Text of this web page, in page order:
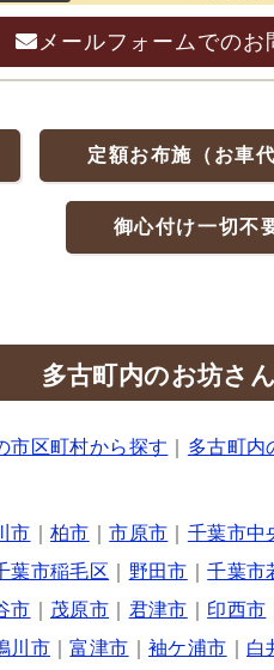
メールフォームでのお
定額お布施（お車
御心付け一切不
多古町内のお坊さ
市区町村から探す 多古町内
市 柏市 ｜市原市 千葉市中
葉市稲毛区 野田市 ｜千葉市
市 茂原市 君津市 印西市
川市｜富津市 袖ケ浦市 白